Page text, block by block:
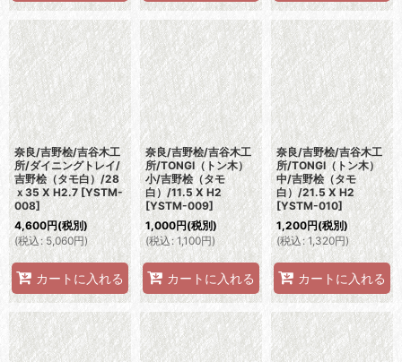
奈良/吉野桧/吉谷木工
所/ダイニングトレイ/
吉野桧（タモ白）/28
ｘ35 X H2.7 [YSTM-
008]
4,600円(税別)
(税込: 5,060円)
カートに入れる
奈良/吉野桧/吉谷木工
所/TONGI（トン木）
小/吉野桧（タモ
白）/11.5 X H2
[YSTM-009]
1,000円(税別)
(税込: 1,100円)
カートに入れる
奈良/吉野桧/吉谷木工
所/TONGI（トン木）
中/吉野桧（タモ
白）/21.5 X H2
[YSTM-010]
1,200円(税別)
(税込: 1,320円)
カートに入れる